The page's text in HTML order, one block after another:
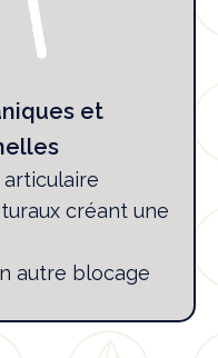
et
créant une
autre blocage